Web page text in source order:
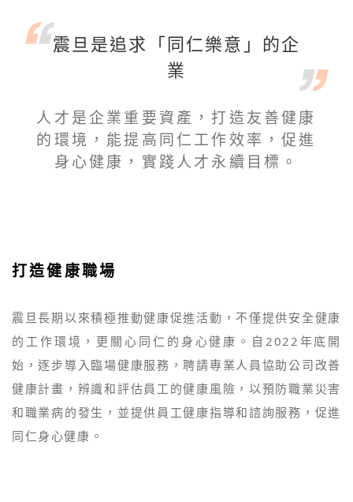
震旦是追求「同仁樂意」的企
業
人才是企業重要資產，打造友善健康
的環境，能提高同仁工作效率，促進
身心健康，實踐人才永續目標。
打造健康職場
震旦長期以來積極推動健康促進活動，不僅提供安全健康
的工作環境，更關心同仁的身心健康。自2022年底開
始，逐步導入臨場健康服務，聘請專業人員協助公司改善
健康計畫，辨識和評估員工的健康風險，以預防職業災害
和職業病的發生，並提供員工健康指導和諮詢服務，促進
同仁身心健康。